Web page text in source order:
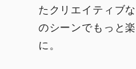
たクリエイティブ
のシーンでもっと
に。